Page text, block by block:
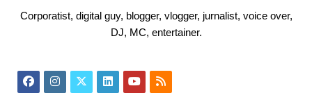
Corporatist, digital guy, blogger, vlogger, jurnalist, voice over,
DJ, MC, entertainer.